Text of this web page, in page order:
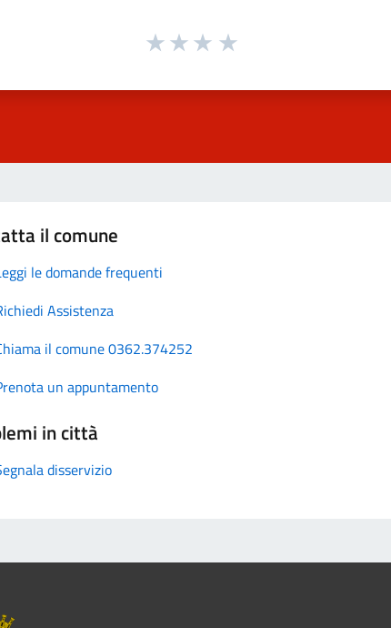
il comune
le domande frequenti
Assistenza
il comune 0362.374252
un appuntamento
in città
disservizio